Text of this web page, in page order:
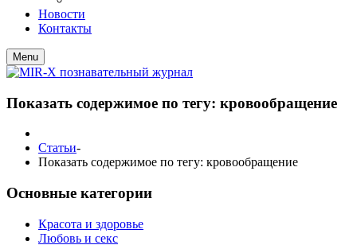
Новости
Контакты
Menu
Показать содержимое по тегу: кровообращение
Статьи-
Показать содержимое по тегу: кровообращение
Основные категории
Красота и здоровье
Любовь и секс